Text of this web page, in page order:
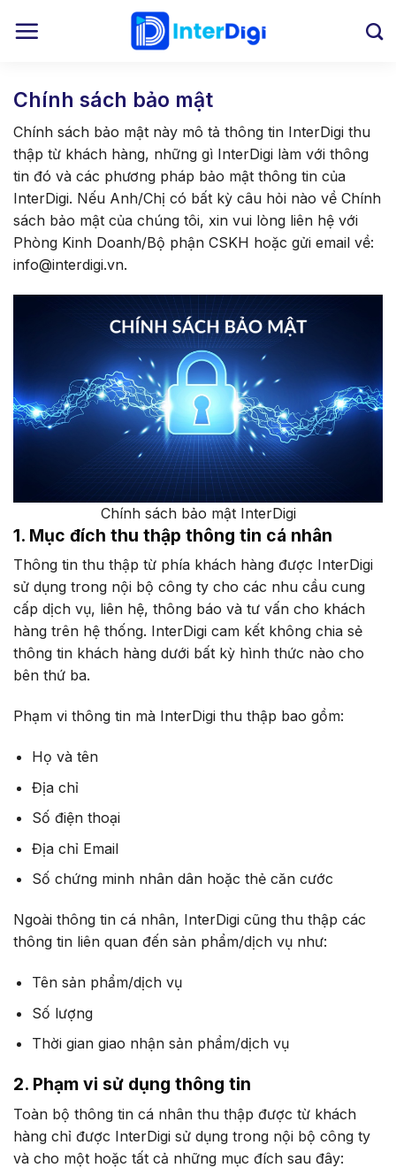
Chính sách bảo mật
Chính sách bảo mật này mô tả thông tin InterDigi thu
thập từ khách hàng, những gì InterDigi làm với thông
tin đó và các phương pháp bảo mật thông tin của
InterDigi. Nếu Anh/Chị có bất kỳ câu hỏi nào về Chính
sách bảo mật của chúng tôi, xin vui lòng liên hệ với
Phòng Kinh Doanh/Bộ phận CSKH hoặc gửi email về:
info@interdigi.vn.
Chính sách bảo mật InterDigi
1. Mục đích thu thập thông tin cá nhân
Thông tin thu thập từ phía khách hàng được InterDigi
sử dụng trong nội bộ công ty cho các nhu cầu cung
cấp dịch vụ, liên hệ, thông báo và tư vấn cho khách
hàng trên hệ thống. InterDigi cam kết không chia sẻ
thông tin khách hàng dưới bất kỳ hình thức nào cho
bên thứ ba.
Phạm vi thông tin mà InterDigi thu thập bao gồm:
Họ và tên
Địa chỉ
Số điện thoại
Địa chỉ Email
Số chứng minh nhân dân hoặc thẻ căn cước
Ngoài thông tin cá nhân, InterDigi cũng thu thập các
thông tin liên quan đến sản phẩm/dịch vụ như:
Tên sản phẩm/dịch vụ
Số lượng
Thời gian giao nhận sản phẩm/dịch vụ
2. Phạm vi sử dụng thông tin
Toàn bộ thông tin cá nhân thu thập được từ khách
hàng chỉ được InterDigi sử dụng trong nội bộ công ty
và cho một hoặc tất cả những mục đích sau đây: